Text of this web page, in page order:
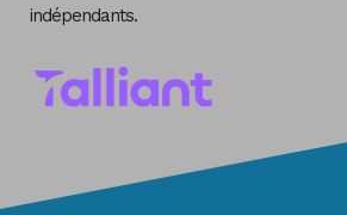
indépendants.